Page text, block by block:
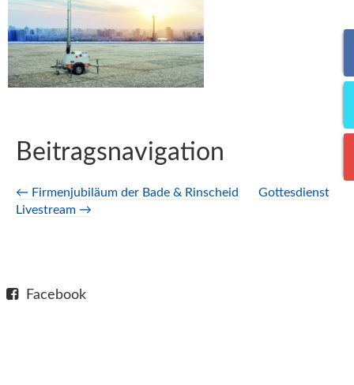
Beitragsnavigation
← Firmenjubiläum der Bade & Rinscheid
Gottesdienst
Livestream →
Facebook